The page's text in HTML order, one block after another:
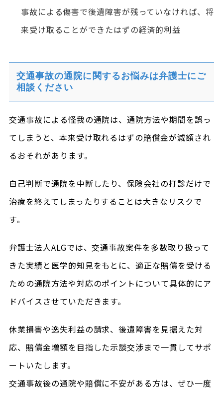
事故による傷害で後遺障害が残っていなければ、将
来受け取ることができたはずの経済的利益
交通事故の通院に関するお悩みは弁護士にご
相談ください
交通事故による怪我の通院は、通院方法や期間を誤っ
てしまうと、本来受け取れるはずの賠償金が減額され
るおそれがあります。
自己判断で通院を中断したり、保険会社の打診だけで
治療を終えてしまったりすることは大きなリスクで
す。
弁護士法人ALGでは、交通事故案件を多数取り扱って
きた実績と医学的知見をもとに、適正な賠償を受ける
ための通院方法や対応のポイントについて具体的にア
ドバイスさせていただきます。
休業損害や逸失利益の請求、後遺障害を見据えた対
応、賠償金増額を目指した示談交渉まで一貫してサポ
ートいたします。
交通事故後の通院や賠償に不安がある方は、ぜひ一度